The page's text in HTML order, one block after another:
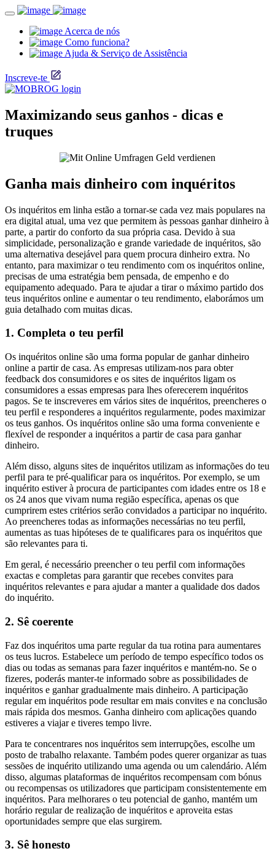
Acerca de nós
Como funciona?
Ajuda & Serviço de Assistência
Inscreve-te
Maximizando seus ganhos - dicas e
truques
Ganha mais dinheiro com inquéritos
Os inquéritos em linha estão a tornar-se cada vez mais populares na
era digital atual, uma vez que permitem às pessoas ganhar dinheiro à
parte, a partir do conforto da sua própria casa. Devido à sua
simplicidade, personalização e grande variedade de inquéritos, são
uma alternativa desejável para quem procura dinheiro extra. No
entanto, para maximizar o teu rendimento com os inquéritos online,
precisas de uma estratégia bem pensada, de empenho e do
equipamento adequado. Para te ajudar a tirar o máximo partido dos
teus inquéritos online e aumentar o teu rendimento, elaborámos um
guia detalhado com muitas dicas.
1. Completa o teu perfil
Os inquéritos online são uma forma popular de ganhar dinheiro
online a partir de casa. As empresas utilizam-nos para obter
feedback dos consumidores e os sites de inquéritos ligam os
consumidores a essas empresas para lhes oferecerem inquéritos
pagos. Se te inscreveres em vários sites de inquéritos, preencheres o
teu perfil e responderes a inquéritos regularmente, podes maximizar
os teus ganhos. Os inquéritos online são uma forma conveniente e
flexível de responder a inquéritos a partir de casa para ganhar
dinheiro.
Além disso, alguns sites de inquéritos utilizam as informações do teu
perfil para te pré-qualificar para os inquéritos. Por exemplo, se um
inquérito estiver à procura de participantes com idades entre os 18 e
os 24 anos que vivam numa região específica, apenas os que
cumprirem estes critérios serão convidados a participar no inquérito.
Ao preencheres todas as informações necessárias no teu perfil,
aumentas as tuas hipóteses de te qualificares para os inquéritos que
são relevantes para ti.
Em geral, é necessário preencher o teu perfil com informações
exactas e completas para garantir que recebes convites para
inquéritos relevantes e para ajudar a manter a qualidade dos dados
do inquérito.
2. Sê coerente
Faz dos inquéritos uma parte regular da tua rotina para aumentares
os teus lucros. Estabelece um período de tempo específico todos os
dias ou todas as semanas para fazer inquéritos e mantém-no. Se o
fizeres, poderás manter-te informado sobre as possibilidades de
inquéritos e ganhar gradualmente mais dinheiro. A participação
regular em inquéritos pode resultar em mais convites e na conclusão
mais rápida dos mesmos. Ganha dinheiro com aplicações quando
estiveres a viajar e tiveres tempo livre.
Para te concentrares nos inquéritos sem interrupções, escolhe um
posto de trabalho relaxante. Também podes querer organizar as tuas
sessões de inquérito utilizando uma agenda ou um calendário. Além
disso, algumas plataformas de inquéritos recompensam com bónus
ou recompensas os utilizadores que participam consistentemente em
inquéritos. Para melhorares o teu potencial de ganho, mantém um
horário regular de realização de inquéritos e aproveita estas
oportunidades sempre que elas surgirem.
3. Sê honesto